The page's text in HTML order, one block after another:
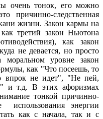
очень тонок, его можно
причинно-следственная
жизни. Закон кармы на
третий закон Ньютона
как закон
не девается, но просто
уровне закон
как "Что посеешь, то
впрок не идет", "Не пей,
и т.д. В этих афоризмах
тонкой причинно-
использования энергии
как с начала, так и с